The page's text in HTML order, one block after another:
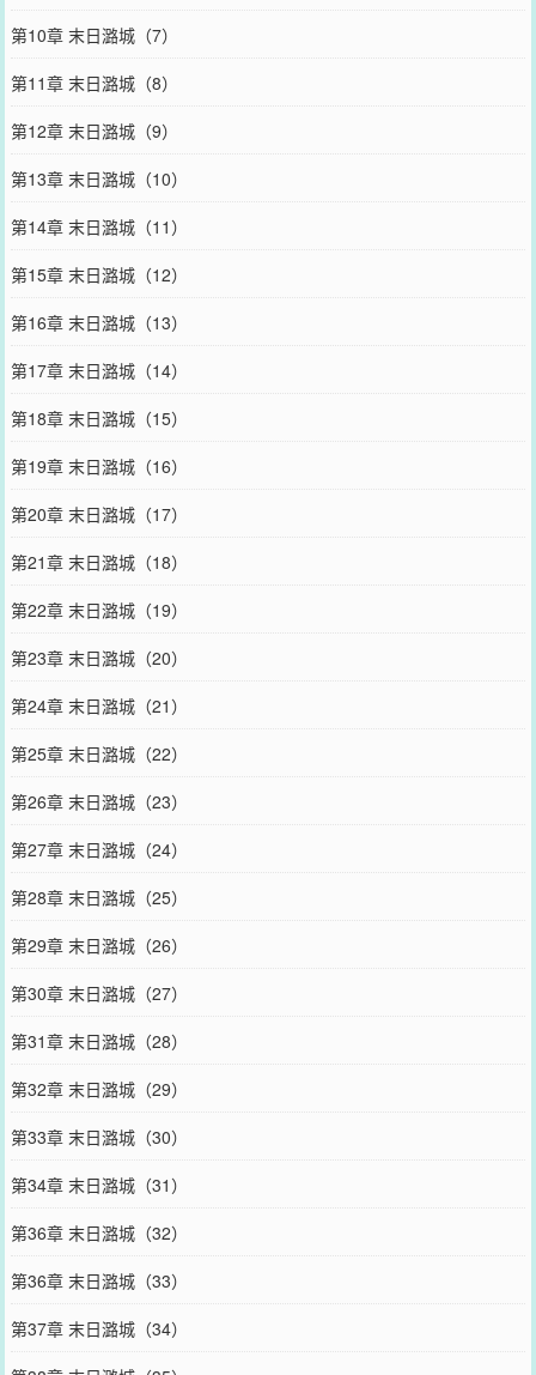
第10章 末日潞城（7）
第11章 末日潞城（8）
第12章 末日潞城（9）
第13章 末日潞城（10）
第14章 末日潞城（11）
第15章 末日潞城（12）
第16章 末日潞城（13）
第17章 末日潞城（14）
第18章 末日潞城（15）
第19章 末日潞城（16）
第20章 末日潞城（17）
第21章 末日潞城（18）
第22章 末日潞城（19）
第23章 末日潞城（20）
第24章 末日潞城（21）
第25章 末日潞城（22）
第26章 末日潞城（23）
第27章 末日潞城（24）
第28章 末日潞城（25）
第29章 末日潞城（26）
第30章 末日潞城（27）
第31章 末日潞城（28）
第32章 末日潞城（29）
第33章 末日潞城（30）
第34章 末日潞城（31）
第36章 末日潞城（32）
第36章 末日潞城（33）
第37章 末日潞城（34）